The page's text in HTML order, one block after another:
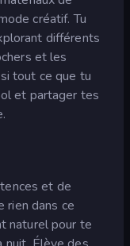
créatif. Tu
différents
et les
tout ce que tu
et partager tes
et de
rien dans ce
naturel pour te